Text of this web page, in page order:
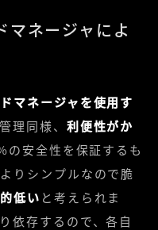
マネージャによ
マネージャを使用す
理同様、 利便性がか
の安全性を保証するも
りシンプルなので脆
低い と考えられま
依存するので、各自